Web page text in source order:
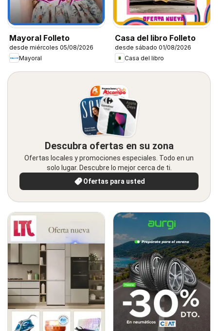
Mayoral Folleto
desde miércoles 05/08/2026
Mayoral
Casa del libro Folleto
desde sábado 01/08/2026
Casa del libro
Descubra ofertas en su zona
Ofertas locales y promociones especiales. Todo en un
solo lugar. Descubre lo mejor cerca de ti.
Ofertas para usted